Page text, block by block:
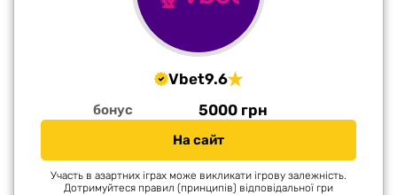
Vbet9.6
бонус 5000 грн
На сайт
Участь в азартних іграх може викликати ігрову залежність.
Дотримуйтеся правил (принципів) відповідальної гри